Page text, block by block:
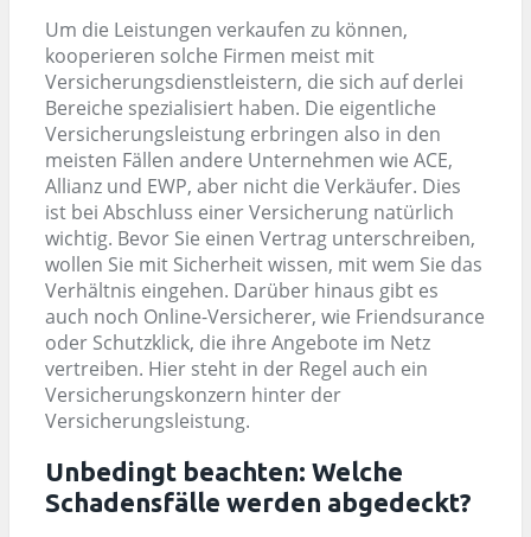
Um die Leistungen verkaufen zu können,
kooperieren solche Firmen meist mit
Versicherungsdienstleistern, die sich auf derlei
Bereiche spezialisiert haben. Die eigentliche
Versicherungsleistung erbringen also in den
meisten Fällen andere Unternehmen wie ACE,
Allianz und EWP, aber nicht die Verkäufer. Dies
ist bei Abschluss einer Versicherung natürlich
wichtig. Bevor Sie einen Vertrag unterschreiben,
wollen Sie mit Sicherheit wissen, mit wem Sie das
Verhältnis eingehen. Darüber hinaus gibt es
auch noch Online-Versicherer, wie Friendsurance
oder Schutzklick, die ihre Angebote im Netz
vertreiben. Hier steht in der Regel auch ein
Versicherungskonzern hinter der
Versicherungsleistung.
Unbedingt beachten: Welche
Schadensfälle werden abgedeckt?